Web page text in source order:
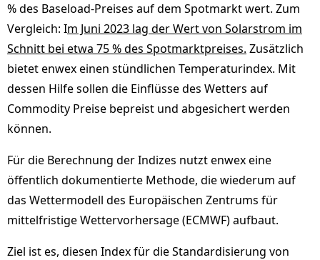
% des Baseload-Preises auf dem Spotmarkt wert. Zum
Vergleich: Im Juni 2023 lag der Wert von Solarstrom im
Schnitt bei etwa 75 % des Spotmarktpreises. Zusätzlich
bietet enwex einen stündlichen Temperaturindex. Mit
dessen Hilfe sollen die Einflüsse des Wetters auf
Commodity Preise bepreist und abgesichert werden
können.
Für die Berechnung der Indizes nutzt enwex eine
öffentlich dokumentierte Methode, die wiederum auf
das Wettermodell des Europäischen Zentrums für
mittelfristige Wettervorhersage (ECMWF) aufbaut.
Ziel ist es, diesen Index für die Standardisierung von